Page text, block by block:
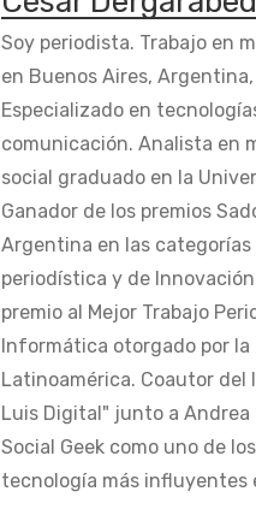
Soy periodista. Trabajo en
en Buenos Aires,
Especializado en
comunicación. Analista en
social graduado en la
Ganador de los premios
Argentina en las
periodística y de
premio al Mejor Trabajo
Informática otorgado por la
Latinoamérica. Coautor del
Luis Digital" junto a Andrea
Social Geek como uno de
tecnología más influyentes